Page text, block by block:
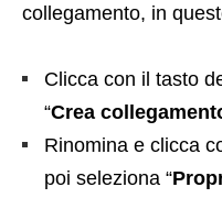
collegamento, in
Clicca con il tasto
“Crea
Rinomina e clicca
poi seleziona “